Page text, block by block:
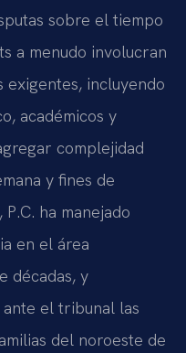
sobre el tiempo
a menudo involucran
incluyendo
académicos y
complejidad
y fines de
P.C. ha manejado
en el área
décadas, y
el tribunal las
del noroeste de